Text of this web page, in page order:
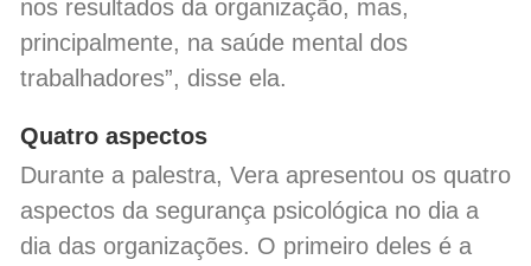
nos resultados da organização, mas,
principalmente, na saúde mental dos
trabalhadores”, disse ela.
Quatro aspectos
Durante a palestra, Vera apresentou os quatro
aspectos da segurança psicológica no dia a
dia das organizações. O primeiro deles é a